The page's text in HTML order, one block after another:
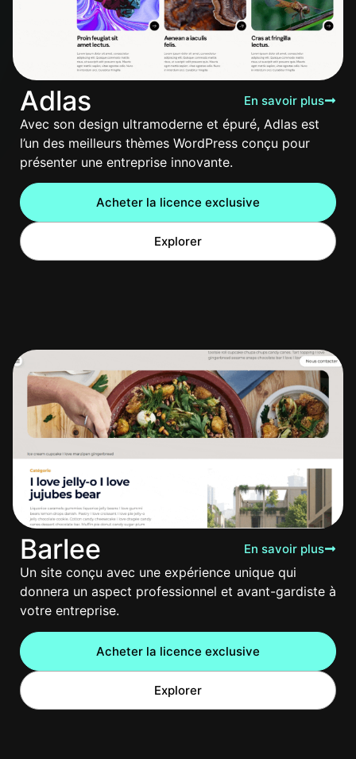
Adlas En savoir plus
Avec son design ultramoderne et épuré, Adlas est
l’un des meilleurs thèmes WordPress conçu pour
présenter une entreprise innovante.
Acheter la licence exclusive
Explorer
Barlee En savoir plus
Un site conçu avec une expérience unique qui
donnera un aspect professionnel et avant-gardiste à
votre entreprise.
Acheter la licence exclusive
Explorer